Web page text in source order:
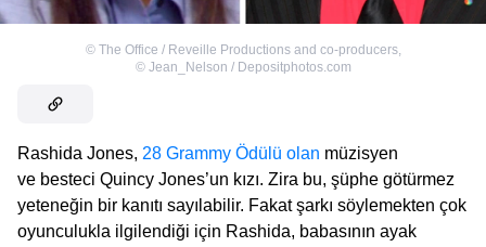
© The Office / Reveille Productions and co-producers,
© Jean_Nelson / Depositphotos.com
Rashida Jones, 28 Grammy Ödülü olan müzisyen
ve besteci Quincy Jones’un kızı. Zira bu, şüphe götürmez
yeteneğin bir kanıtı sayılabilir. Fakat şarkı söylemekten çok
oyunculukla ilgilendiği için Rashida, babasının ayak